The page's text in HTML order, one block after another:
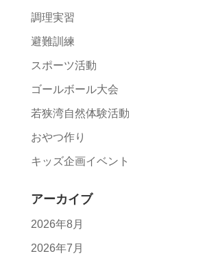
調理実習
避難訓練
スポーツ活動
ゴールボール大会
若狭湾自然体験活動
おやつ作り
キッズ企画イベント
アーカイブ
2026年8月
2026年7月